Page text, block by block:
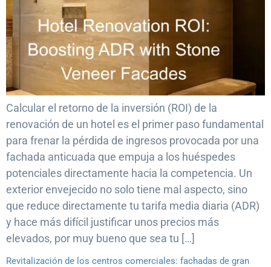
Calcular el retorno de la inversión (ROI) de la
renovación de un hotel es el primer paso fundamental
para frenar la pérdida de ingresos provocada por una
fachada anticuada que empuja a los huéspedes
potenciales directamente hacia la competencia. Un
exterior envejecido no solo tiene mal aspecto, sino
que reduce directamente tu tarifa media diaria (ADR)
y hace más difícil justificar unos precios más
elevados, por muy bueno que sea tu […]
Revitalización de los centros comerciales: fachadas de gran